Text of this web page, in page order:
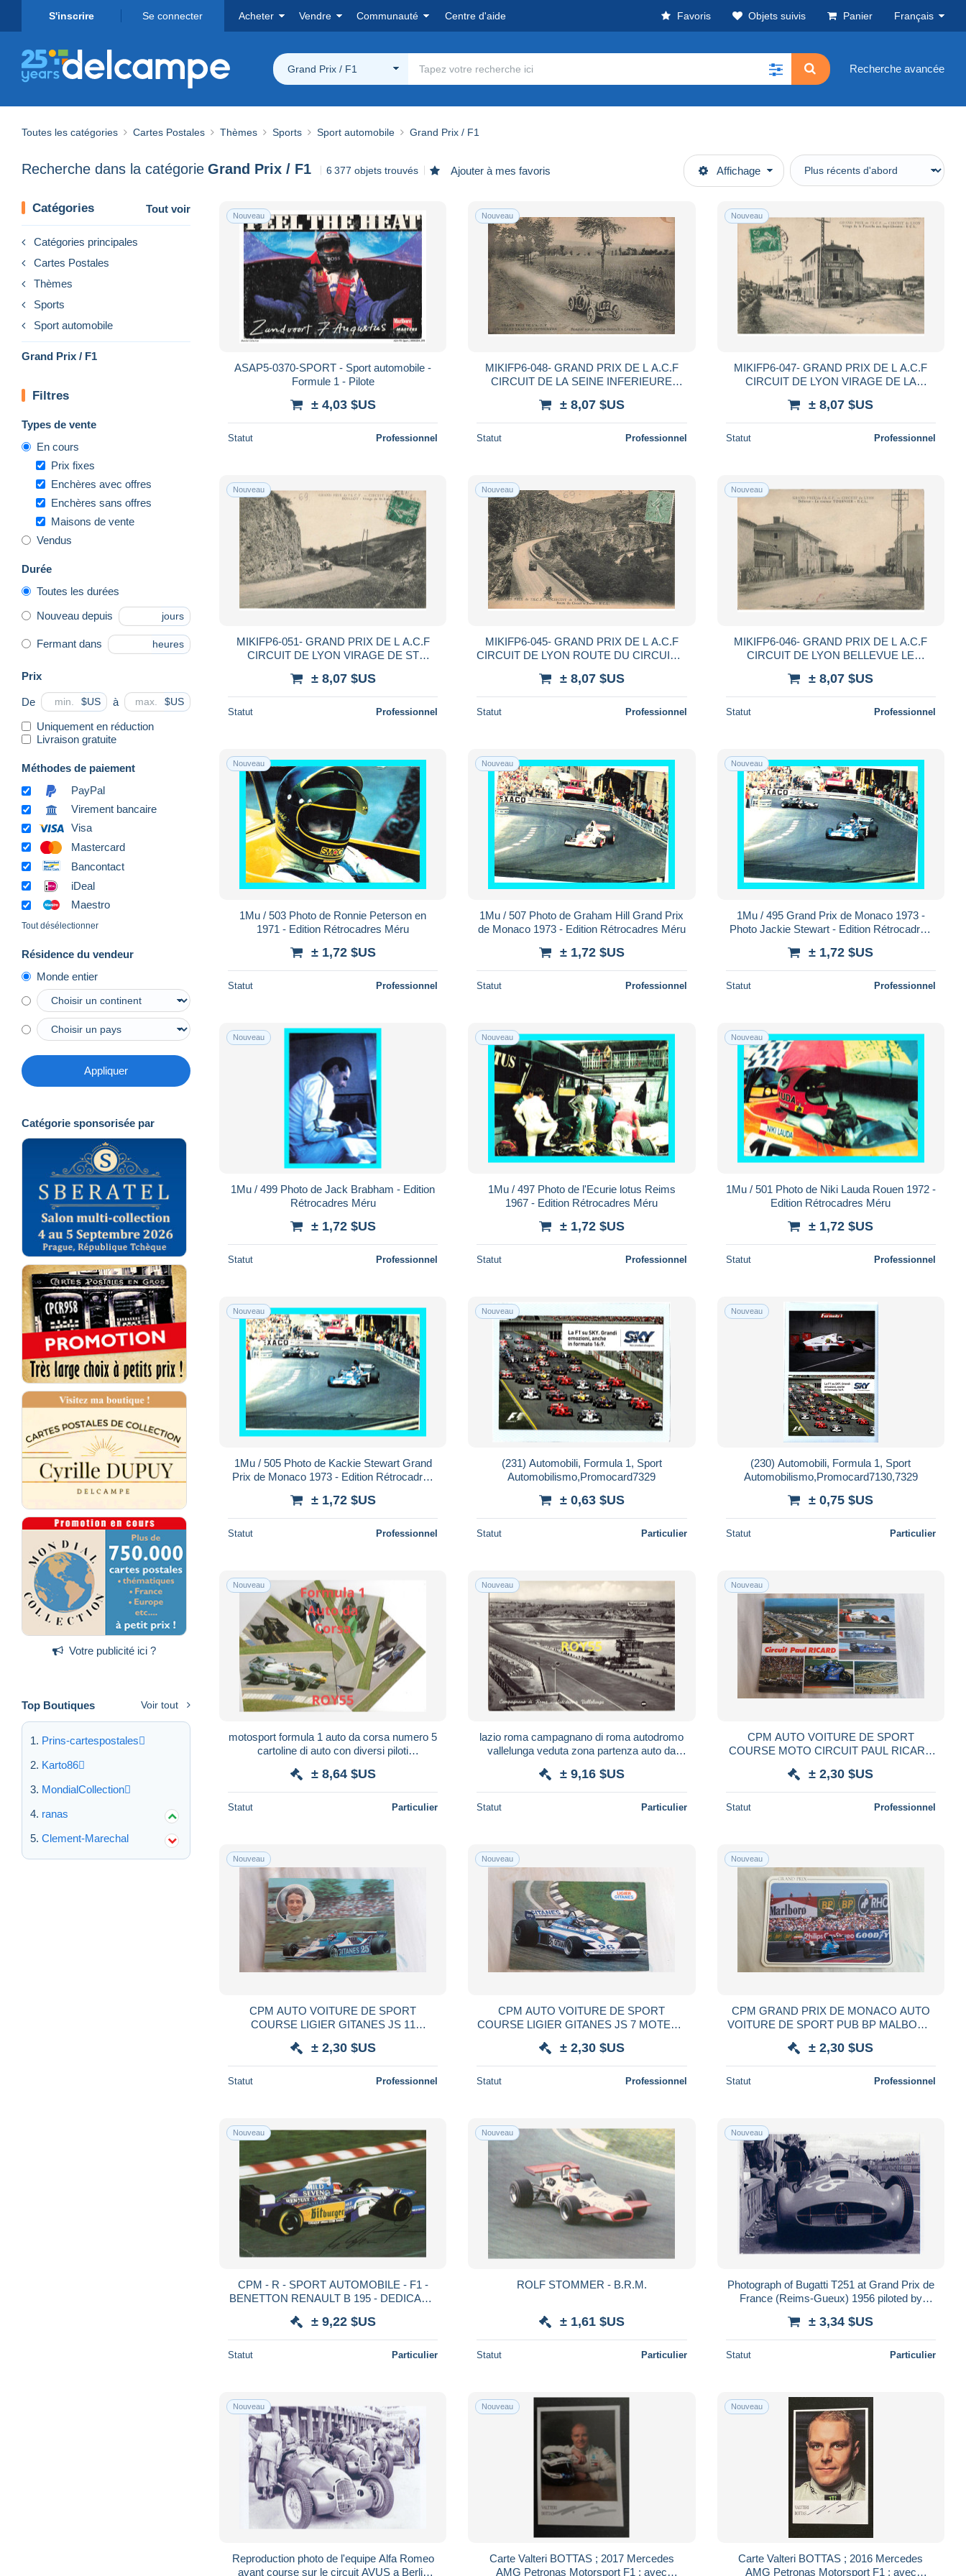
S'inscrire Se connecter Acheter Vendre Communauté Centre d'aide Favoris Objets suivis Panier Français
Grand Prix / F1 Recherche avancée
Toutes les catégories Cartes Postales Thèmes Sports Sport automobile Grand Prix / F1
Recherche dans la catégorie Grand Prix / F1 6 377 objets trouvés Ajouter à mes favoris Affichage
Catégories Tout voir
Catégories principales
Cartes Postales
Thèmes
Sports
Sport automobile
Grand Prix / F1
Filtres
Types de vente
En cours
Prix fixes
Enchères avec offres
Enchères sans offres
Maisons de vente
Vendus
Durée
Toutes les durées
Nouveau depuis jours
Fermant dans heures
Prix
De $US à $US
Uniquement en réduction
Livraison gratuite
Méthodes de paiement
PayPal
Virement bancaire
Visa
Mastercard
Bancontact
iDeal
Maestro
Tout désélectionner
Résidence du vendeur
Monde entier
Appliquer
Catégorie sponsorisée par
Votre publicité ici ?
Top Boutiques Voir tout
Prins-cartespostales
Karto86
MondialCollection
ranas
Clement-Marechal
Nouveau
ASAP5-0370-SPORT - Sport automobile -
Formule 1 - Pilote
± 4,03 $US
Statut Professionnel
Nouveau
MIKIFP6-048- GRAND PRIX DE L A.C.F
CIRCUIT DE LA SEINE INFERIEURE
LONDINIERE VOITURE
± 8,07 $US
Statut Professionnel
Nouveau
MIKIFP6-047- GRAND PRIX DE L A.C.F
CIRCUIT DE LYON VIRAGE DE LA
RESTAURANT DU TERMINUS
± 8,07 $US
Statut Professionnel
Nouveau
MIKIFP6-051- GRAND PRIX DE L A.C.F
CIRCUIT DE LYON VIRAGE DE ST
± 8,07 $US
Statut Professionnel
Nouveau
MIKIFP6-045- GRAND PRIX DE L A.C.F
CIRCUIT DE LYON ROUTE DU CIRCUIT A
± 8,07 $US
Statut Professionnel
Nouveau
MIKIFP6-046- GRAND PRIX DE L A.C.F
CIRCUIT DE LYON BELLEVUE LE
± 8,07 $US
Statut Professionnel
Nouveau
1Mu / 503 Photo de Ronnie Peterson en
1971 - Edition Rétrocadres Méru
± 1,72 $US
Statut Professionnel
Nouveau
1Mu / 507 Photo de Graham Hill Grand Prix
de Monaco 1973 - Edition Rétrocadres Méru
± 1,72 $US
Statut Professionnel
Nouveau
1Mu / 495 Grand Prix de Monaco 1973 -
Photo Jackie Stewart - Edition Rétrocadres
± 1,72 $US
Statut Professionnel
Nouveau
1Mu / 499 Photo de Jack Brabham - Edition
Rétrocadres Méru
± 1,72 $US
Statut Professionnel
Nouveau
1Mu / 497 Photo de l'Ecurie lotus Reims
1967 - Edition Rétrocadres Méru
± 1,72 $US
Statut Professionnel
Nouveau
1Mu / 501 Photo de Niki Lauda Rouen 1972 -
Edition Rétrocadres Méru
± 1,72 $US
Statut Professionnel
Nouveau
1Mu / 505 Photo de Kackie Stewart Grand
Prix de Monaco 1973 - Edition Rétrocadres
± 1,72 $US
Statut Professionnel
Nouveau
(231) Automobili, Formula 1, Sport
Automobilismo,Promocard7329
± 0,63 $US
Statut Particulier
Nouveau
(230) Automobili, Formula 1, Sport
Automobilismo,Promocard7130,7329
± 0,75 $US
Statut Particulier
Nouveau
motosport formula 1 auto da corsa numero 5
cartoline di auto con diversi piloti
± 8,64 $US
Statut Particulier
Nouveau
lazio roma campagnano di roma autodromo
vallelunga veduta zona partenza auto da
± 9,16 $US
Statut Particulier
Nouveau
CPM AUTO VOITURE DE SPORT
COURSE MOTO CIRCUIT PAUL RICARD
± 2,30 $US
Statut Professionnel
Nouveau
CPM AUTO VOITURE DE SPORT
COURSE LIGIER GITANES JS 11
PILOTE
± 2,30 $US
Statut Professionnel
Nouveau
CPM AUTO VOITURE DE SPORT
COURSE LIGIER GITANES JS 7 MOTEUR
± 2,30 $US
Statut Professionnel
Nouveau
CPM GRAND PRIX DE MONACO AUTO
VOITURE DE SPORT PUB BP MALBORO
± 2,30 $US
Statut Professionnel
Nouveau
CPM - R - SPORT AUTOMOBILE - F1 -
BENETTON RENAULT B 195 - DEDICACE
± 9,22 $US
Statut Particulier
Nouveau
ROLF STOMMER - B.R.M.
± 1,61 $US
Statut Particulier
Nouveau
Photograph of Bugatti T251 at Grand Prix de
France (Reims-Gueux) 1956 piloted by
± 3,34 $US
Statut Particulier
Nouveau
Reproduction photo de l'equipe Alfa Romeo
avant course sur le circuit AVUS a Berlin
Nouveau
Carte Valteri BOTTAS ; 2017 Mercedes
AMG Petronas Motorsport F1 ; avec
Nouveau
Carte Valteri BOTTAS ; 2016 Mercedes
AMG Petronas Motorsport F1 ; avec